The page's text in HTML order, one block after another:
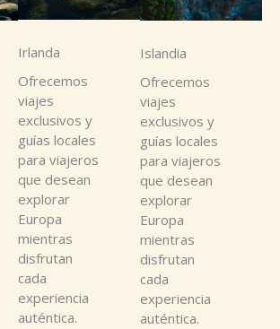
Irlanda
Ofrecemos
viajes
exclusivos y
guías locales
para viajeros
que desean
explorar
Europa
mientras
disfrutan
cada
experiencia
auténtica.
Islandia
Ofrecemos
viajes
exclusivos y
guías locales
para viajeros
que desean
explorar
Europa
mientras
disfrutan
cada
experiencia
auténtica.